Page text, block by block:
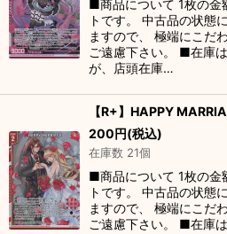
■商品について 1枚の金
トです。 中古品の状態
ますので、 極端にこだ
ご遠慮下さい。 ■在庫
が、店頭在庫…
【R+】HAPPY
200円(税込)
在庫数 21個
■商品について 1枚の金
トです。 中古品の状態
ますので、 極端にこだ
ご遠慮下さい。 ■在庫